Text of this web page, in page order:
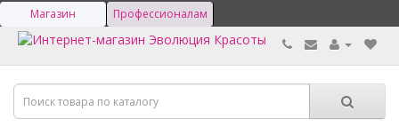
Магазин Профессионалам